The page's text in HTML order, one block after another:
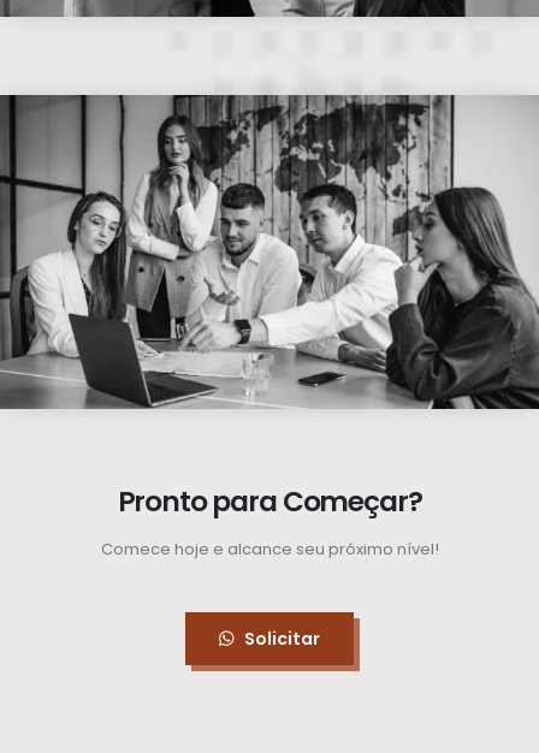
Pronto para Começar?
Comece hoje e alcance seu próximo nível!
Solicitar